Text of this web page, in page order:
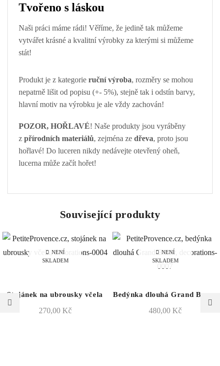
Tvořeno s láskou
Naši práci máme rádi! Věříme, že jedině tak můžeme
vytvářet krásné a kvalitní výrobky za kterými si můžeme
stát!
Produkt je z kategorieruční výroba, rozměry se mohou
nepatrně lišit od popisu (+- 5%), stejně tak i odstín barvy,
hlavní motiv na výrobku je ale vždy zachován!
POZOR, HOŘLAVÉ! Naše produkty jsou vyráběny
zpřírodních materiálů, zejména zedřeva, proto jsou
hořlavé! Do luceren nikdy nedávejte otevřený oheň,
lucerna může začít hořet!
Související produkty
NENÍ
SKLADEM
Stojánek na ubrousky včela
270,00 Kč
NENÍ
SKLADEM
Bedýnka dlouhá Grand Bazar
480,00 Kč